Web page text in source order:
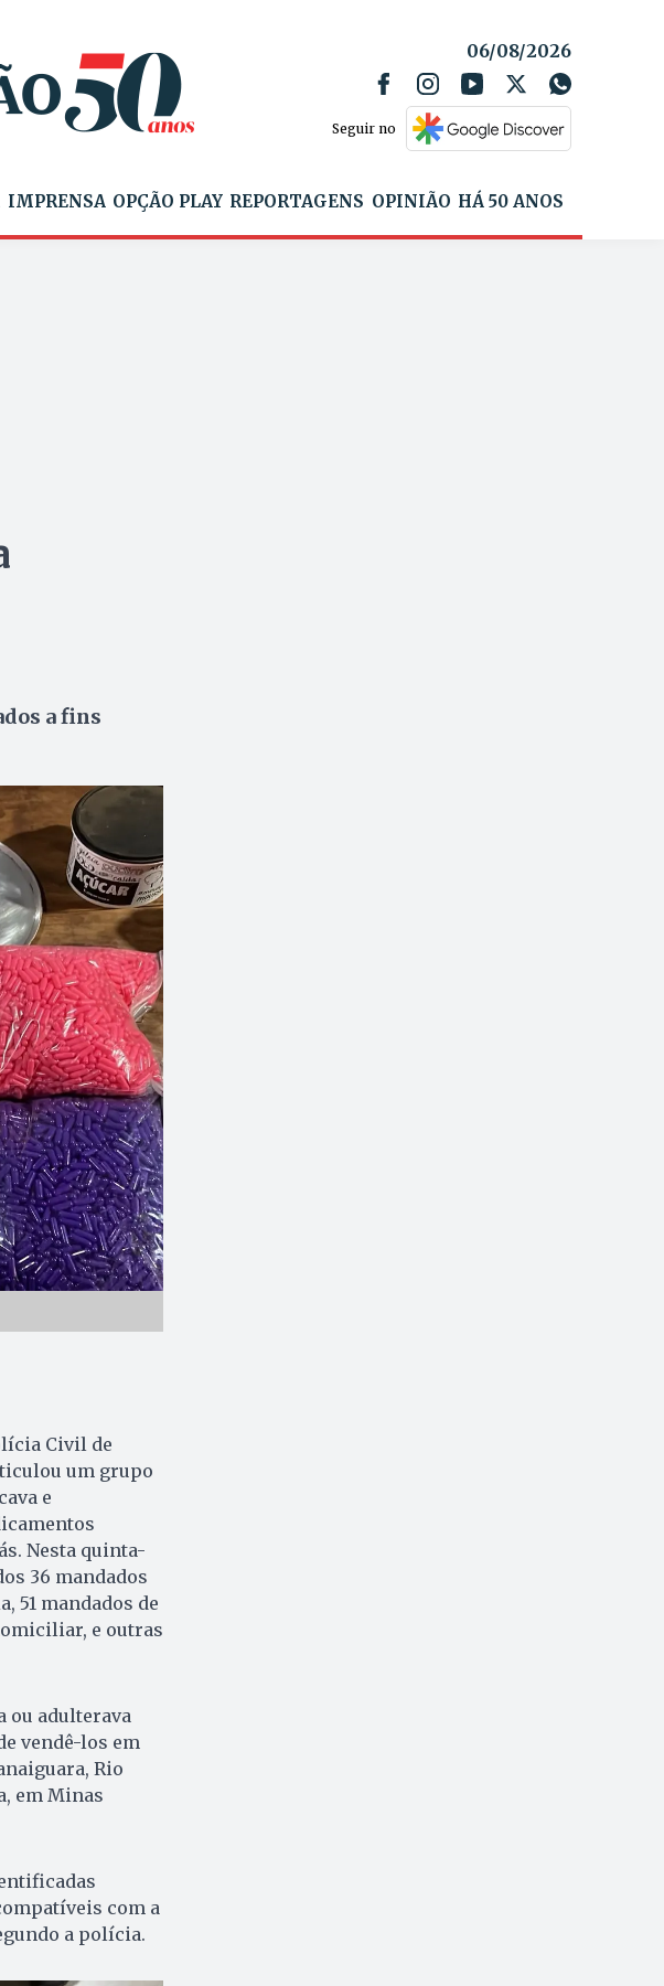
06/08/2026
Seguir no
IMPRENSA OPÇÃO PLAY REPORTAGENS OPINIÃO HÁ 50 ANOS
a fins
Civil de
um grupo
e
Nesta quinta-
36 mandados
51 mandados de
e outras
ou adulterava
vendê-los em
Rio
em Minas
com a
a polícia.